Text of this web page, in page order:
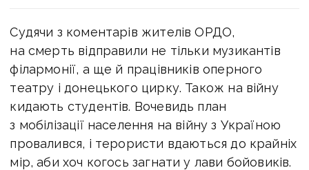
Судячи з коментарів жителів ОРДО,
на смерть відправили не тільки музикантів
філармонії, а ще й працівників оперного
театру і донецького цирку. Також на війну
кидають студентів. Вочевидь план
з мобілізації населення на війну з Україною
провалився, і терористи вдаються до крайніх
мір, аби хоч когось загнати у лави бойовиків.